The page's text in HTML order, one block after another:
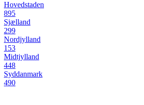
Hovedstaden
895
Sjælland
299
Nordjylland
153
Midtjylland
448
Syddanmark
490